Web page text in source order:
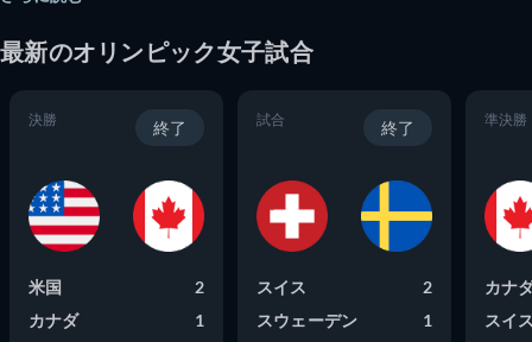
最新のオリンピック女子試合
決勝 終了
米国
2
カナダ
1
試合 終了
スイス
2
スウェーデン
1
準決勝
カナ
スイ